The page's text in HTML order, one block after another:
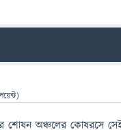
শোষন অঞ্চলের কোষরসে